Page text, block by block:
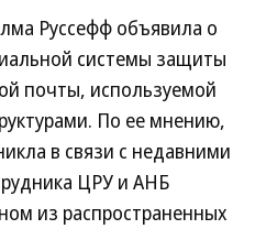
Руссефф объявила о
системы защиты
почты, используемой
По ее мнению,
в связи с недавними
ЦРУ и АНБ
из распространенных